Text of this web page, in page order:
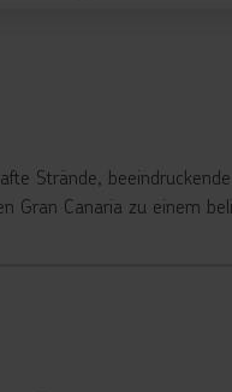
Strände,
Gran Canaria zu einem